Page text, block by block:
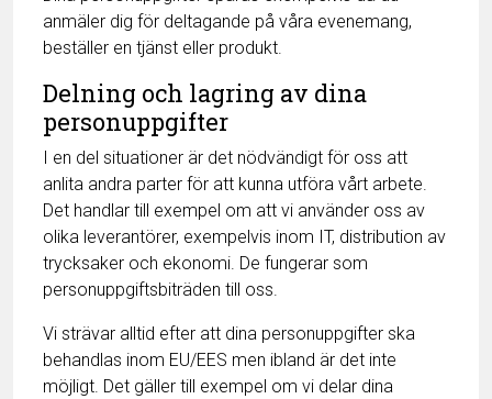
anmäler dig för deltagande på våra evenemang,
beställer en tjänst eller produkt.
Delning och lagring av dina
personuppgifter
I en del situationer är det nödvändigt för oss att
anlita andra parter för att kunna utföra vårt arbete.
Det handlar till exempel om att vi använder oss av
olika leverantörer, exempelvis inom IT, distribution av
trycksaker och ekonomi. De fungerar som
personuppgiftsbiträden till oss.
Vi strävar alltid efter att dina personuppgifter ska
behandlas inom EU/EES men ibland är det inte
möjligt. Det gäller till exempel om vi delar dina